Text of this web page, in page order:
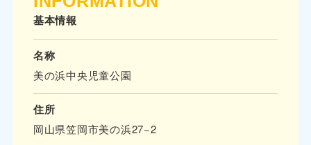
基本情報
名称
美の浜中央児童公園
住所
岡山県笠岡市美の浜27−2